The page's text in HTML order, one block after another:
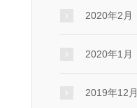
2020年2月
2020年1月
2019年12月